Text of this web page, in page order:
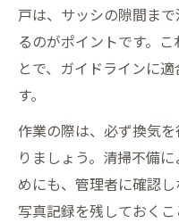
戸は、サッシの隙間ま
るのがポイントです。
とで、ガイドラインに
す。
作業の際は、必ず換気
りましょう。清掃不備
めにも、管理者に確認し
写真記録を残しておく